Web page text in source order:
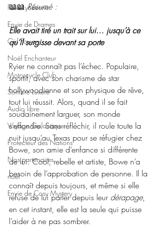
Folie Lycéenne
Envie de Drames
Girl Power
Noël Enchanteur
Motorcycle Club
Sombre Luxure
Audio libre
Voyage Galactique
Protecteur des Nations
Nos partenaires
noêl
Envie de Cosy Mystery
📖📖 Résumé :
Elle avait tiré un trait sur lui… jusqu’à ce
qu’il surgisse devant sa porte
Ryier ne connaît pas l’échec. Populaire,
sportif, avec son charisme de star
hollywoodienne et son physique de rêve,
tout lui réussit. Alors, quand il se fait
soudainement larguer, son monde
s’effondre. Sans réfléchir, il roule toute la
nuit jusqu’au Texas pour se réfugier chez
Bowe, son amie d’enfance si différente
de lui. Cool, rebelle et artiste, Bowe n’a
besoin de l’approbation de personne. Il la
connaît depuis toujours, et même si elle
refuse de lui parler depuis leur dérapage,
en cet instant, elle est la seule qui puisse
l’aider à ne pas sombrer.